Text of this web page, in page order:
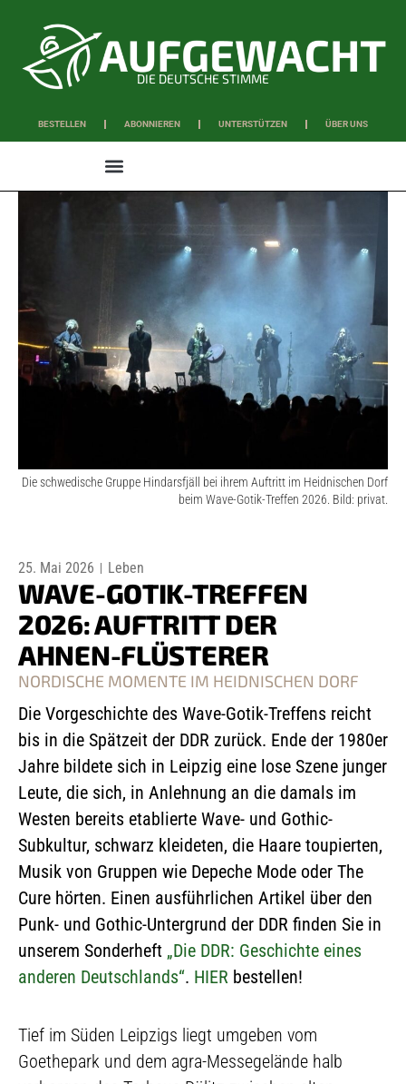
DIE DEUTSCHE STIMME
BESTELLEN ABONNIEREN UNTERSTÜTZEN ÜBER UNS
Die schwedische Gruppe Hindarsfjäll bei ihrem Auftritt im Heidnischen Dorf
beim Wave-Gotik-Treffen 2026. Bild: privat.
25. Mai 2026 Leben
WAVE-GOTIK-TREFFEN
2026: AUFTRITT DER
AHNEN-FLÜSTERER
NORDISCHE MOMENTE IM HEIDNISCHEN DORF
Die Vorgeschichte des Wave-Gotik-Treffens reicht
bis in die Spätzeit der DDR zurück. Ende der 1980er
Jahre bildete sich in Leipzig eine lose Szene junger
Leute, die sich, in Anlehnung an die damals im
Westen bereits etablierte Wave- und Gothic-
Subkultur, schwarz kleideten, die Haare toupierten,
Musik von Gruppen wie Depeche Mode oder The
Cure hörten. Einen ausführlichen Artikel über den
Punk- und Gothic-Untergrund der DDR finden Sie in
unserem Sonderheft „Die DDR: Geschichte eines
anderen Deutschlands“. HIER bestellen!
Tief im Süden Leipzigs liegt umgeben vom
Goethepark und dem agra-Messegelände halb